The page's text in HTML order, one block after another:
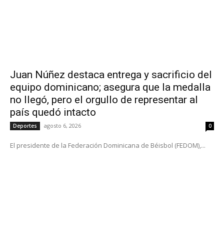
Juan Núñez destaca entrega y sacrificio del
equipo dominicano; asegura que la medalla
no llegó, pero el orgullo de representar al
país quedó intacto
Deportes agosto 6, 2026 0
El presidente de la Federación Dominicana de Béisbol (FEDOM),...